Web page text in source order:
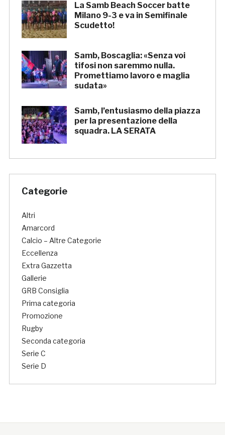
La Samb Beach Soccer batte
Milano 9-3 e va in Semifinale
Scudetto!
Samb, Boscaglia: «Senza voi
tifosi non saremmo nulla.
Promettiamo lavoro e maglia
sudata»
Samb, l’entusiasmo della piazza
per la presentazione della
squadra. LA SERATA
Categorie
Altri
Amarcord
Calcio – Altre Categorie
Eccellenza
Extra Gazzetta
Gallerie
GRB Consiglia
Prima categoria
Promozione
Rugby
Seconda categoria
Serie C
Serie D